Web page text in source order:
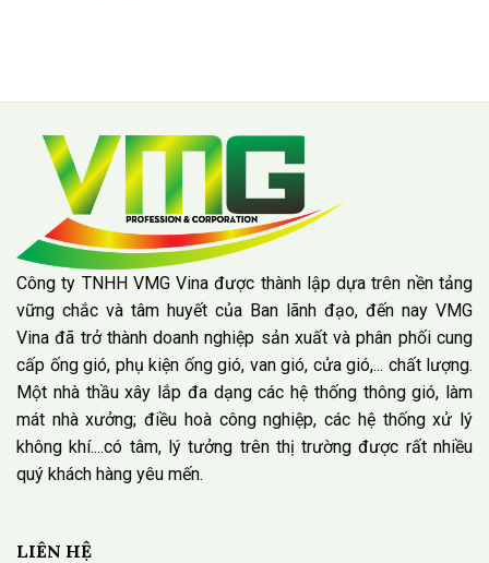
Công ty TNHH VMG Vina được thành lập dựa trên nền tảng
vững chắc và tâm huyết của Ban lãnh đạo, đến nay VMG
Vina đã trở thành doanh nghiệp sản xuất và phân phối cung
cấp ống gió, phụ kiện ống gió, van gió, cửa gió,... chất lượng.
Một nhà thầu xây lắp đa dạng các hệ thống thông gió, làm
mát nhà xưởng; điều hoà công nghiệp, các hệ thống xử lý
không khí....có tâm, lý tưởng trên thị trường được rất nhiều
quý khách hàng yêu mến.
LIÊN HỆ